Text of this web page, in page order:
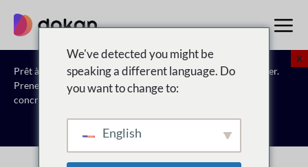
contenu
Prêt à passer à l'étape suivante ? Laissez nos experts vous aider.
Prenez rendez-vous pourDécouvrez comment Dokan peut
concrétiser votre vision du marché.
Réservez une consultation gratuite
X
We've detected you might be
speaking a different language. Do
you want to change to:
English